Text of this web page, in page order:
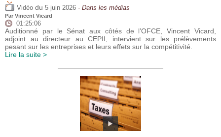
Vidéo du 5 juin 2026 - Dans les médias
Par Vincent Vicard
01:25:06
Auditionné par le Sénat aux côtés de l’OFCE, Vincent Vicard,
adjoint au directeur au CEPII, intervient sur les prélèvements
pesant sur les entreprises et leurs effets sur la compétitivité.
Lire la suite >